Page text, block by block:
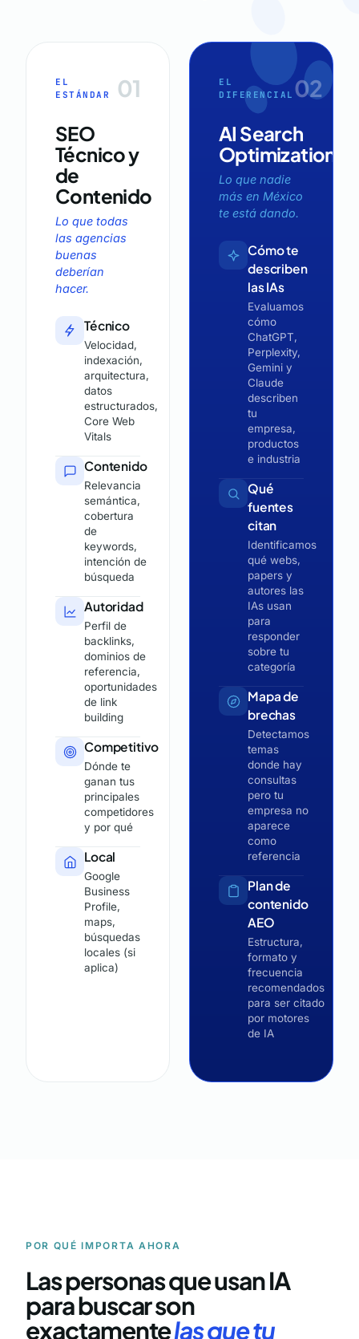
EL
ESTÁNDAR
01
SEO
Técnico y
de
Contenido
Lo que todas
las agencias
buenas
deberían
hacer.
Técnico
Velocidad,
indexación,
arquitectura,
datos
estructurados,
Core Web
Vitals
Contenido
Relevancia
semántica,
cobertura
de
keywords,
intención de
búsqueda
Autoridad
Perfil de
backlinks,
dominios de
referencia,
oportunidades
de link
building
Competitivo
Dónde te
ganan tus
principales
competidores
y por qué
Local
Google
Business
Profile,
maps,
búsquedas
locales (si
aplica)
EL
DIFERENCIAL 02
AI Search
Optimization
Lo que nadie
más en México
te está dando.
Cómo te
describen
las IAs
Evaluamos
cómo
ChatGPT,
Perplexity,
Gemini y
Claude
describen
tu
empresa,
productos
e industria
Qué
fuentes
citan
Identificamos
qué webs,
papers y
autores las
IAs usan
para
responder
sobre tu
categoría
Mapa de
brechas
Detectamos
temas
donde hay
consultas
pero tu
empresa no
aparece
como
referencia
Plan de
contenido
AEO
Estructura,
formato y
frecuencia
recomendados
para ser citado
por motores
de IA
POR QUÉ IMPORTA AHORA
Las personas que usan IA
para buscar son
exactamentelas que tu